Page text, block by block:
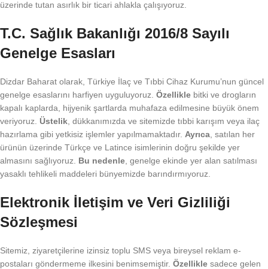
üzerinde tutan asırlık bir ticari ahlakla çalışıyoruz.
T.C. Sağlık Bakanlığı 2016/8 Sayılı
Genelge Esasları
Dizdar Baharat olarak, Türkiye İlaç ve Tıbbi Cihaz Kurumu’nun güncel
genelge esaslarını harfiyen uyguluyoruz. Özellikle bitki ve drogların
kapalı kaplarda, hijyenik şartlarda muhafaza edilmesine büyük önem
veriyoruz. Üstelik , dükkanımızda ve sitemizde tıbbi karışım veya ilaç
hazırlama gibi yetkisiz işlemler yapılmamaktadır. Ayrıca , satılan her
ürünün üzerinde Türkçe ve Latince isimlerinin doğru şekilde yer
almasını sağlıyoruz. Bu nedenle , genelge ekinde yer alan satılması
yasaklı tehlikeli maddeleri bünyemizde barındırmıyoruz.
Elektronik İletişim ve Veri Gizliliği
Sözleşmesi
Sitemiz, ziyaretçilerine izinsiz toplu SMS veya bireysel reklam e-
postaları göndermeme ilkesini benimsemiştir. Özellikle sadece gelen